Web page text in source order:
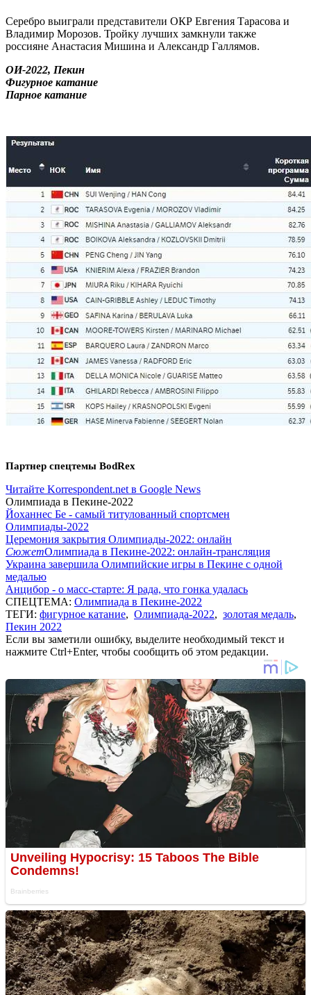
Серебро выиграли представители ОКР Евгения Тарасова и
Владимир Морозов. Тройку лучших замкнули также
россияне Анастасия Мишина и Александр Галлямов.
ОИ-2022, Пекин
Фигурное катание
Парное катание
Партнер спецтемы BodRex
Читайте Korrespondent.net в Google News
Олимпиада в Пекине-2022
Йоханнес Бе - самый титулованный спортсмен
Олимпиады-2022
Церемония закрытия Олимпиады-2022: онлайн
СюжетОлимпиада в Пекине-2022: онлайн-трансляция
Украина завершила Олимпийские игры в Пекине с одной
медалью
Анцибор - о масс-старте: Я рада, что гонка удалась
СПЕЦТЕМА: Олимпиада в Пекине-2022
ТЕГИ: фигурное катание, Олимпиада-2022, золотая медаль,
Пекин 2022
Если вы заметили ошибку, выделите необходимый текст и
нажмите Ctrl+Enter, чтобы сообщить об этом редакции.